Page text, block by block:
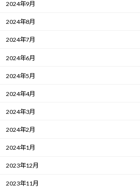
2024年9月
2024年8月
2024年7月
2024年6月
2024年5月
2024年4月
2024年3月
2024年2月
2024年1月
2023年12月
2023年11月